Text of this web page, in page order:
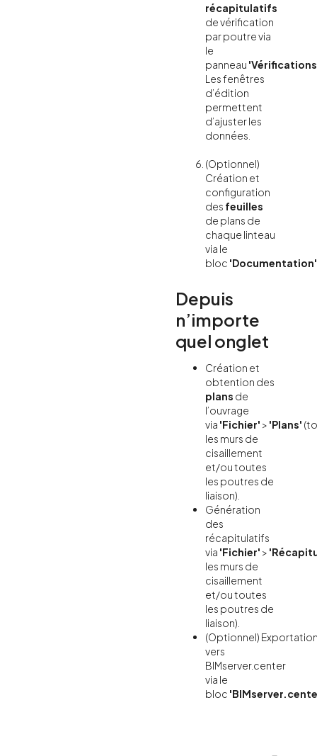
récapitulatifs
de vérification
par poutre via
le
panneau
Les fenêtres
d’édition
permettent
d’ajuster les
données.
(Optionnel)
Création et
configuration
des feuilles
de plans de
chaque linteau
via le
bloc 'Documentation'
Depuis
n’importe
quel onglet
Création et
obtention des
plans de
l’ouvrage
via 'Fichier' > 'Plans'
les murs de
cisaillement
et/ou toutes
les poutres de
liaison).
Génération
des
récapitulatifs
via 'Fichier' >
les murs de
cisaillement
et/ou toutes
les poutres de
liaison).
(Optionnel)
vers
BIMserver.center
via le
bloc